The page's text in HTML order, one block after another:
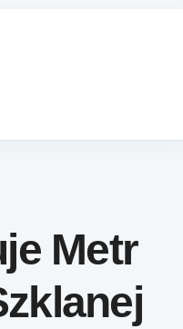
Metr